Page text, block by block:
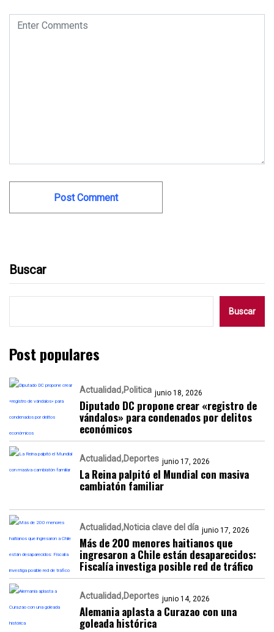
Buscar
Buscar
Post populares
Actualidad Politica junio 18, 2026
Diputado DC propone crear «registro de
vándalos» para condenados por delitos
económicos
Actualidad Deportes junio 17, 2026
La Reina palpitó el Mundial con masiva
cambiatón familiar
Actualidad Noticia clave del día junio 17, 2026
Más de 200 menores haitianos que
ingresaron a Chile están desaparecidos:
Fiscalía investiga posible red de tráfico
Actualidad Deportes junio 14, 2026
Alemania aplasta a Curazao con una
goleada histórica